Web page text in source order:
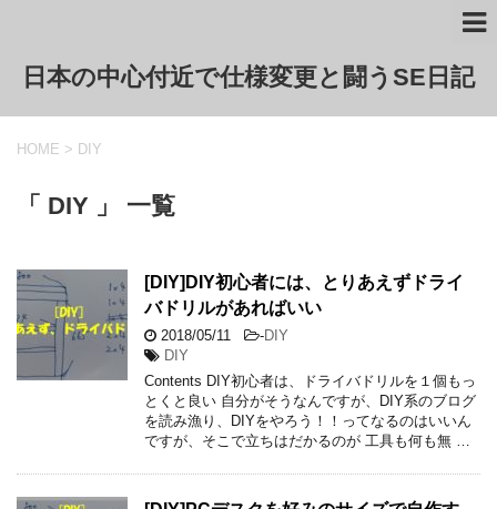
日本の中心付近で仕様変更と闘うSE日記
HOME > DIY
「 DIY 」 一覧
[DIY]DIY初心者には、とりあえずドライ
バドリルがあればいい
2018/05/11 -DIY
DIY
Contents DIY初心者は、ドライバドリルを１個もっ
とくと良い 自分がそうなんですが、DIY系のブログ
を読み漁り、DIYをやろう！！ってなるのはいいん
ですが、そこで立ちはだかるのが 工具も何も無 …